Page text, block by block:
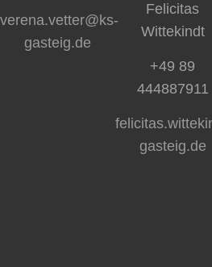
verena.vetter@ks-
gasteig.de
Felicitas
Wittekindt
+49 89
444887911
gasteig.de